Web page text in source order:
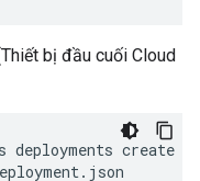
bị đầu cuối Cloud
deployments create